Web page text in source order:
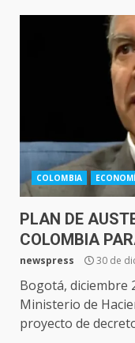
COLOMBIA
PLAN DE
COLOMBIA
newspress 30 de
Bogotá, diciembre
Ministerio de
proyecto de